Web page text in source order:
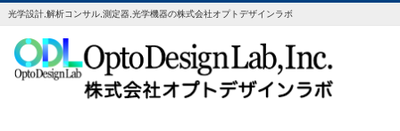
光学設計,解析コンサル,測定器,光学機器の株式会社オプトデザインラボ